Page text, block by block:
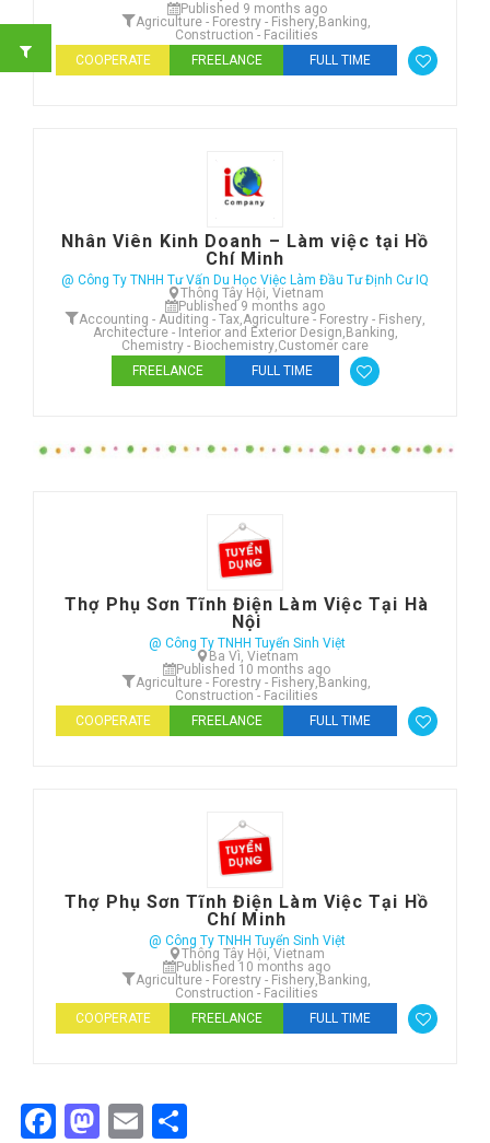
Published 9 months ago
Agriculture - Forestry - Fishery, Banking,
Construction - Facilities
COOPERATE
FREELANCE FULL TIME
Nhân Viên Kinh Doanh – Làm việc tại Hồ
Chí Minh
@ Công Ty TNHH Tư Vấn Du Học Việc Làm Đầu Tư Định Cư IQ
Thông Tây Hội, Vietnam
Published 9 months ago
Accounting - Auditing - Tax,Agriculture - Forestry - Fishery,
Architecture - Interior and Exterior Design, Banking,
Chemistry - Biochemistry,Customer care
FREELANCE
FULL TIME
Thợ Phụ Sơn Tĩnh Điện Làm Việc Tại Hà
Nội
@ Công Ty TNHH Tuyển Sinh Việt
Ba Vì, Vietnam
Published 10 months ago
Agriculture - Forestry - Fishery, Banking,
Construction - Facilities
COOPERATE
FREELANCE FULL TIME
Thợ Phụ Sơn Tĩnh Điện Làm Việc Tại Hồ
Chí Minh
@ Công Ty TNHH Tuyển Sinh Việt
Thông Tây Hội, Vietnam
Published 10 months ago
Agriculture - Forestry - Fishery, Banking,
Construction - Facilities
COOPERATE
FREELANCE FULL TIME
Facebook
Mastodon
Email